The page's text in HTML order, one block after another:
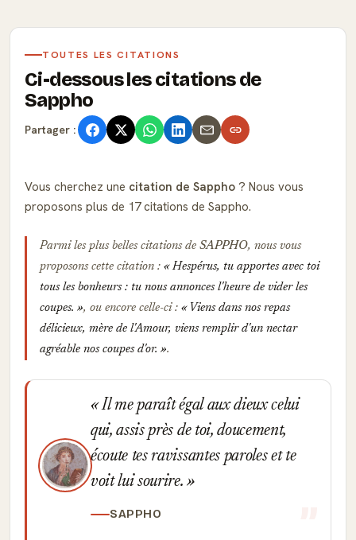
TOUTES LES CITATIONS
Ci-dessous les citations de
Sappho
Partager :
Vous cherchez une citation de Sappho ? Nous vous
proposons plus de 17 citations de Sappho.
Parmi les plus belles citations de SAPPHO, nous vous
proposons cette citation :
Hespérus, tu apportes avec toi
tous les bonheurs : tu nous annonces l'heure de vider les
coupes.
, ou encore celle-ci :
Viens dans nos repas
délicieux, mère de l'Amour, viens remplir d'un nectar
agréable nos coupes d'or.
.
Il me paraît égal aux dieux celui
qui, assis près de toi, doucement,
écoute tes ravissantes paroles et te
voit lui sourire.
SAPPHO